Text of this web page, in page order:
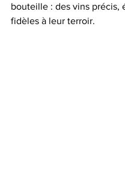
bouteille : des vins précis,
fidèles à leur terroir.